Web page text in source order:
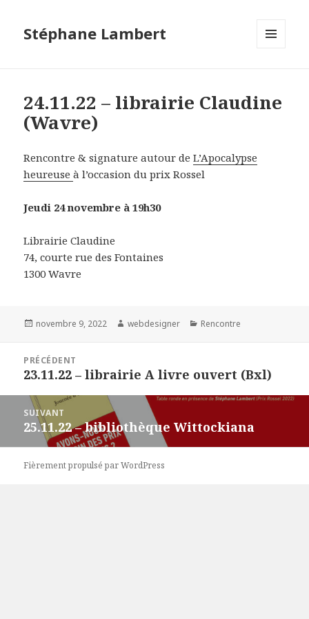
Stéphane Lambert
24.11.22 – librairie Claudine
(Wavre)
Rencontre & signature autour deL’Apocalypse
heureuseà l’occasion du prix Rossel
Jeudi 24 novembre à 19h30
Librairie Claudine
74, courte rue des Fontaines
1300 Wavre
Publié
novembre 9, 2022 Auteur
webdesigner Catégories
Rencontre
PRÉCÉDENT
Article
précédent :
23.11.22 – librairie A livre ouvert (Bxl)
SUIVANT
Article
suivant :
25.11.22 – bibliothèque Wittockiana
Fièrement propulsé par WordPress